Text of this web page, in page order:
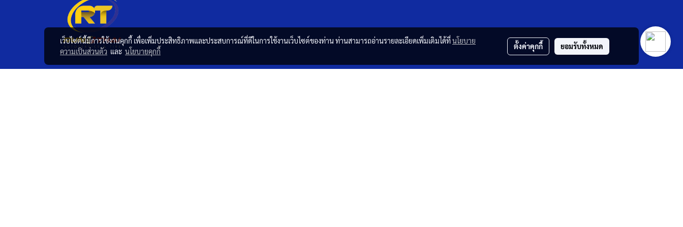
เว็บไซต์นี้มีการใช้งานคุกกี้ เพื่อเพิ่มประสิทธิภาพและประสบการณ์ที่ดีในการใช้งานเว็บไซต์ของท่าน ท่านสามารถอ่านรายละเอียดเพิ่มเติมได้ที่นโยบาย
ความเป็นส่วนตัว และ นโยบายคุกกี้
ตั้งค่าคุกกี้ ยอมรับทั้งหมด